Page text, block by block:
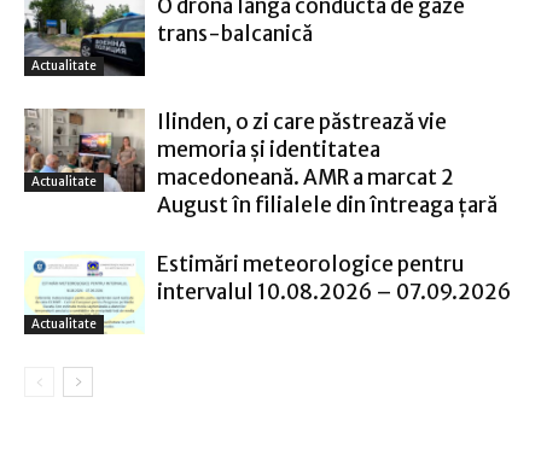
Actualitate
O dronă lângă conducta de gaze
trans-balcanică
Actualitate
Ilinden, o zi care păstrează vie
memoria și identitatea
macedoneană. AMR a marcat 2
August în filialele din întreaga țară
Actualitate
Estimări meteorologice pentru
intervalul 10.08.2026 – 07.09.2026